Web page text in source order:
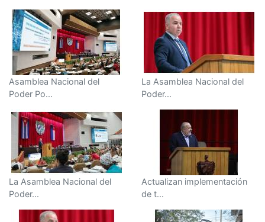
Asamblea Nacional del
Poder Po...
La Asamblea Nacional del
Poder...
La Asamblea Nacional del
Poder...
Actualizan implementación
de t...